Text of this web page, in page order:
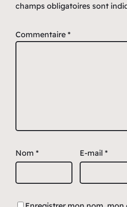
champs obligatoires sont
Commentaire *
Nom * E-mail *